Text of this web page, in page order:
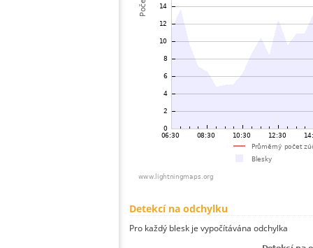
Detekcí na odchylku
Pro každý blesk je vypočítávána odchylka